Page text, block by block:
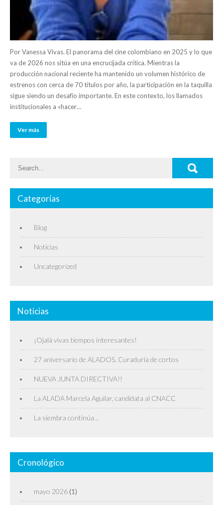
Por Vanessa Vivas. El panorama del cine colombiano en 2025 y lo que
va de 2026 nos sitúa en una encrucijada crítica. Mientras la
producción nacional reciente ha mantenido un volumen histórico de
estrenos con cerca de 70 títulos por año, la participación en la taquilla
sigue siendo un desafío importante. En este contexto, los llamados
institucionales a «hacer…
Ver más
Categorías
Blog
Noticias
Uncategorized
Noticias
¡Ojalá vivas tiempos interesantes!
27 aniversario de ALADOS. Curaduría de cortos
NUEVA JUNTA DIRECTIVA!!
La ALADA Marcela Aguilar, candidata al CNACC
La siembra continúa…
Cronológico
mayo 2026 (1)